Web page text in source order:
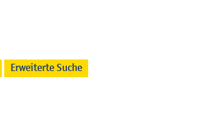
Erweiterte Suche